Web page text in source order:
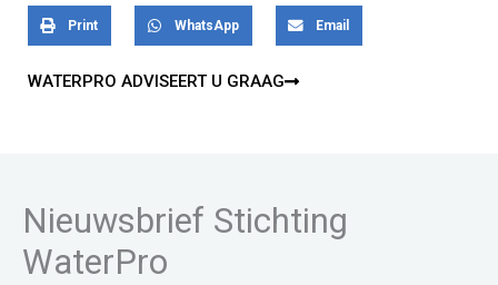
Print WhatsApp Email
WATERPRO ADVISEERT U GRAAG
Nieuwsbrief Stichting
WaterPro